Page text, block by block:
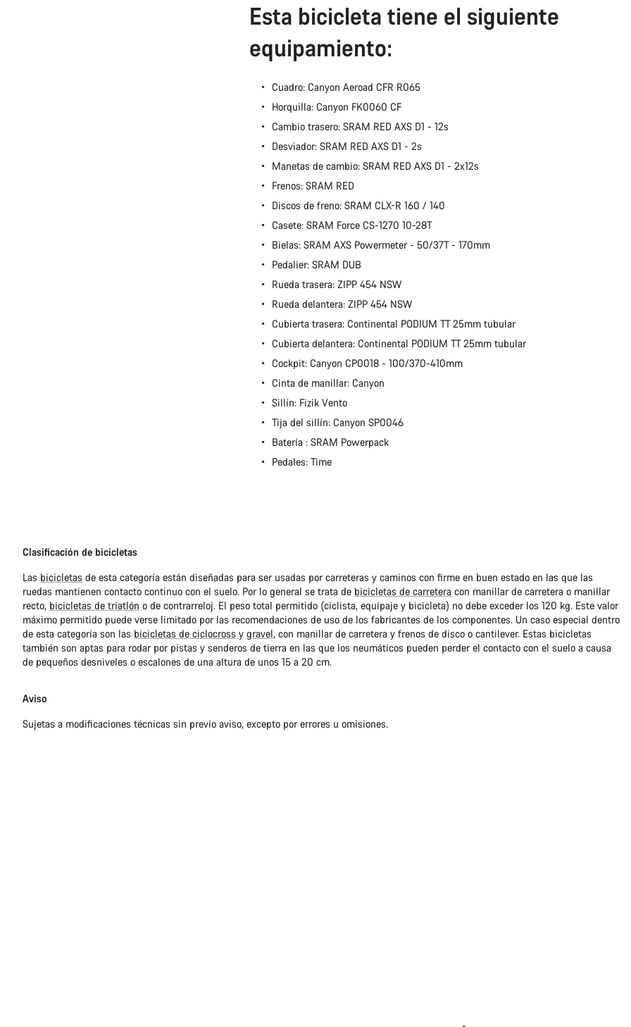
Esta bicicleta tiene el siguiente
equipamiento:
Cuadro: Canyon Aeroad CFR R065
Horquilla: Canyon FK0060 CF
Cambio trasero: SRAM RED AXS D1 - 12s
Desviador: SRAM RED AXS D1 - 2s
Manetas de cambio: SRAM RED AXS D1 - 2x12s
Frenos: SRAM RED
Discos de freno: SRAM CLX-R 160 / 140
Casete: SRAM Force CS-1270 10-28T
Bielas: SRAM AXS Powermeter - 50/37T - 170mm
Pedalier: SRAM DUB
Rueda trasera: ZIPP 454 NSW
Rueda delantera: ZIPP 454 NSW
Cubierta trasera: Continental PODIUM TT 25mm tubular
Cubierta delantera: Continental PODIUM TT 25mm tubular
Cockpit: Canyon CP0018 - 100/370-410mm
Cinta de manillar: Canyon
Sillín: Fizik Vento
Tija del sillín: Canyon SP0046
Batería : SRAM Powerpack
Pedales: Time
Clasificación de bicicletas
Las bicicletas de esta categoría están diseñadas para ser usadas por carreteras y caminos con firme en buen estado en las que las
ruedas mantienen contacto continuo con el suelo. Por lo general se trata de bicicletas de carretera con manillar de carretera o manillar
recto, bicicletas de triatlón o de contrarreloj. El peso total permitido (ciclista, equipaje y bicicleta) no debe exceder los 120 kg. Este valor
máximo permitido puede verse limitado por las recomendaciones de uso de los fabricantes de los componentes. Un caso especial dentro
de esta categoría son las bicicletas de ciclocross y gravel, con manillar de carretera y frenos de disco o cantilever. Estas bicicletas
también son aptas para rodar por pistas y senderos de tierra en las que los neumáticos pueden perder el contacto con el suelo a causa
de pequeños desniveles o escalones de una altura de unos 15 a 20 cm.
Aviso
Sujetas a modificaciones técnicas sin previo aviso, excepto por errores u omisiones.